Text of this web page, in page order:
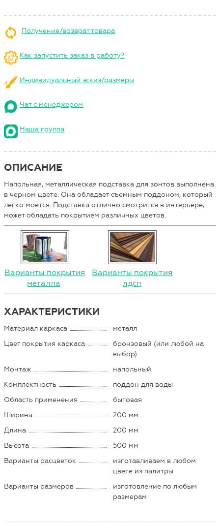
Получение/возврат товара
Как запустить заказ в работу?
Индивидуальный эскиз/размеры
Чат с менеджером
Наша группа
ОПИСАНИЕ
Напольная, металлическая подставка для зонтов выполнена
в черном цвете. Она обладает съемным поддоном, который
легко моется. Подставка отлично смотрится в интерьере,
может обладать покрытием различных цветов.
Варианты покрытия
металла
Варианты покрытия
лдсп
ХАРАКТЕРИСТИКИ
Материал каркаса
металл
Цвет покрытия каркаса
бронзовый (или любой на
выбор)
Монтаж
напольный
Комплектность
поддон для воды
Область применения
бытовая
Ширина
200 мм
Длина
200 мм
Высота
500 мм
Варианты расцветок
изготавливаем в любом
цвете из палитры
Варианты размеров
изготовление по любым
размерам